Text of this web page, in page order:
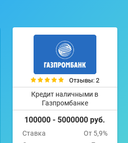
Отзывы: 2
Кредит наличными в
Газпромбанке
100000 - 5000000 руб.
Ставка
От 5,9%